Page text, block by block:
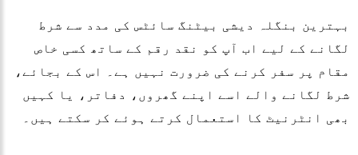
بہترین بنگلہ دیشی بیٹنگ سائٹس کی مدد سے شرط
لگانے کے لیے اب آپ کو نقد رقم کے ساتھ کسی خاص
مقام پر سفر کرنے کی ضرورت نہیں ہے۔ اس کے بجائے،
شرط لگانے والے اسے اپنے گھروں، دفاتر، یا کہیں
بھی انٹرنیٹ کا استعمال کرتے ہوئے کر سکتے ہیں۔